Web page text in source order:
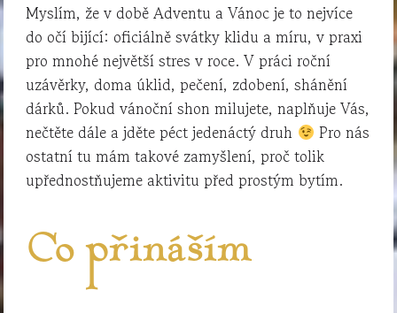
Myslím, že v době Adventu a Vánoc je to nejvíce
do očí bijící: oficiálně svátky klidu a míru, v praxi
pro mnohé největší stres v roce. V práci roční
uzávěrky, doma úklid, pečení, zdobení, shánění
dárků. Pokud vánoční shon milujete, naplňuje Vás,
nečtěte dále a jděte péct jedenáctý druh
Pro nás
ostatní tu mám takové zamyšlení, proč tolik
upřednostňujeme aktivitu před prostým bytím.
Co přináším